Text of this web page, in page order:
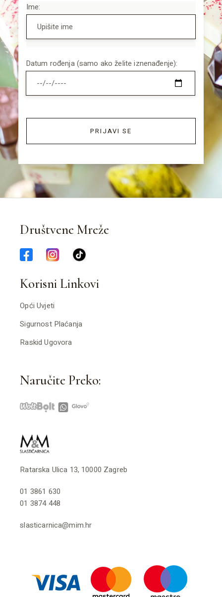
Ime:
Datum rođenja (samo ako želite iznenađenje):
PRIJAVI SE
Društvene Mreže
Korisni Linkovi
Opći Uvjeti
Sigurnost Plaćanja
Raskid Ugovora
Naručite Preko:
Ratarska Ulica 13, 10000 Zagreb
01 3861 630
01 3874 448
slasticarnica@mim.hr